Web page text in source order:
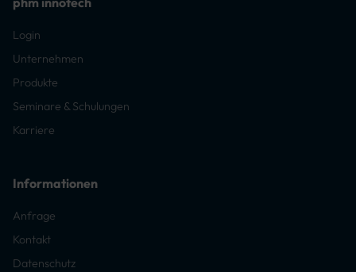
Login
Unternehmen
Produkte
Seminare & Schulungen
Karriere
Informationen
Anfrage
Kontakt
Datenschutz